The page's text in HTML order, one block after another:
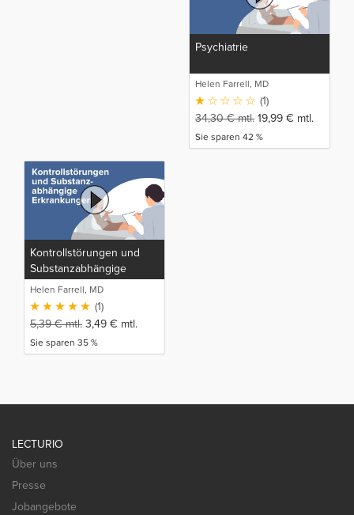
Psychiatrie
Helen Farrell, MD
(1)
34,30€mtl. 19,99 € mtl.
Sie sparen 42 %
Kontrollstörungen und
Substanzabhängige
Erkrankungen
Helen Farrell, MD
(1)
5,39€mtl. 3,49 € mtl.
Sie sparen 35 %
LECTURIO
Über uns
Presse
Jobangebote